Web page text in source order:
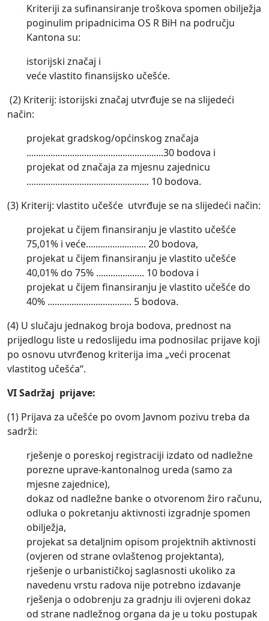
Kriteriji za sufinansiranje troškova spomen obilježja
poginulim pripadnicima OS R BiH na području
Kantona su:
istorijski značaj i
veće vlastito finansijsko učešće.
(2) Kriterij: istorijski značaj utvrđuje se na slijedeći
način:
projekat gradskog/općinskog značaja
.........................................................30 bodova i
projekat od značaja za mjesnu zajednicu
................................................... 10 bodova.
(3) Kriterij: vlastito učešće utvrđuje se na slijedeći način:
projekat u čijem finansiranju je vlastito učešće
75,01% i veće......................... 20 bodova,
projekat u čijem finansiranju je vlastito učešće
40,01% do 75% .................... 10 bodova i
projekat u čijem finansiranju je vlastito učešće do
40% ................................... 5 bodova.
(4) U slučaju jednakog broja bodova, prednost na
prijedlogu liste u redoslijedu ima podnosilac prijave koji
po osnovu utvrđenog kriterija ima „veći procenat
vlastitog učešća“.
VI Sadržaj prijave:
(1) Prijava za učešće po ovom Javnom pozivu treba da
sadrži:
rješenje o poreskoj registraciji izdato od nadležne
porezne uprave-kantonalnog ureda (samo za
mjesne zajednice),
dokaz od nadležne banke o otvorenom žiro računu,
odluka o pokretanju aktivnosti izgradnje spomen
obilježja,
projekat sa detaljnim opisom projektnih aktivnosti
(ovjeren od strane ovlaštenog projektanta),
rješenje o urbanističkoj saglasnosti ukoliko za
navedenu vrstu radova nije potrebno izdavanje
rješenja o odobrenju za gradnju ili ovjereni dokaz
od strane nadležnog organa da je u toku postupak